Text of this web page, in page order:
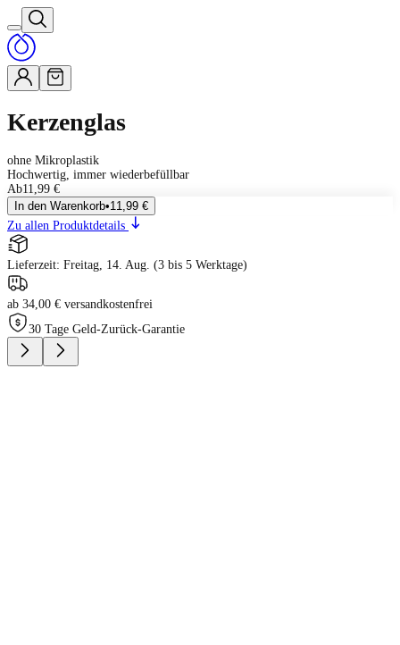
Kerzenglas
ohne Mikroplastik
Hochwertig, immer wiederbefüllbar
Ab11,99 €
In den Warenkorb•11,99 €
Zu allen Produktdetails
Lieferzeit: Freitag, 14. Aug. (3 bis 5 Werktage)
ab 34,00 € versandkostenfrei
30 Tage Geld-Zurück-Garantie